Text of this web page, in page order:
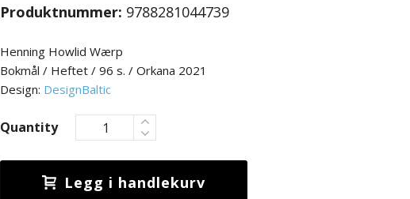
Produktnummer: 9788281044739
Henning Howlid Wærp
Bokmål / Heftet / 96 s. / Orkana 2021
Design: DesignBaltic
Quantity
Legg i handlekurv